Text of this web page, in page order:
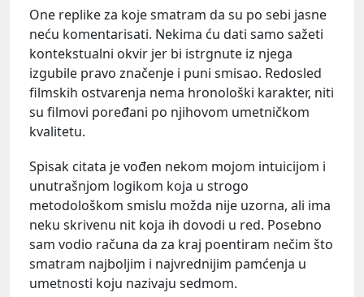
One replike za koje smatram da su po sebi jasne
neću komentarisati. Nekima ću dati samo sažeti
kontekstualni okvir jer bi istrgnute iz njega
izgubile pravo značenje i puni smisao. Redosled
filmskih ostvarenja nema hronološki karakter, niti
su filmovi poređani po njihovom umetničkom
kvalitetu.
Spisak citata je vođen nekom mojom intuicijom i
unutrašnjom logikom koja u strogo
metodološkom smislu možda nije uzorna, ali ima
neku skrivenu nit koja ih dovodi u red. Posebno
sam vodio računa da za kraj poentiram nečim što
smatram najboljim i najvrednijim pamćenja u
umetnosti koju nazivaju sedmom.